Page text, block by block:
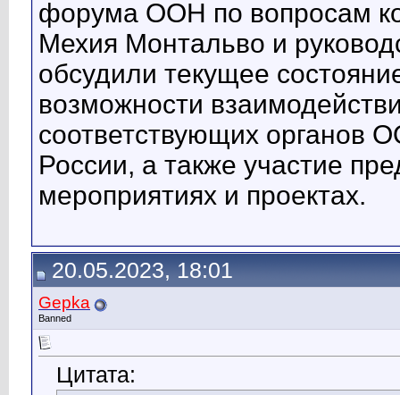
форума ООН по вопросам
Мехия Монтальво и
обсудили текущее
возможности
соответствующих органов
России, а также участие
мероприятиях и проектах.
20.05.2023, 18:01
Gepka
Banned
Цитата: